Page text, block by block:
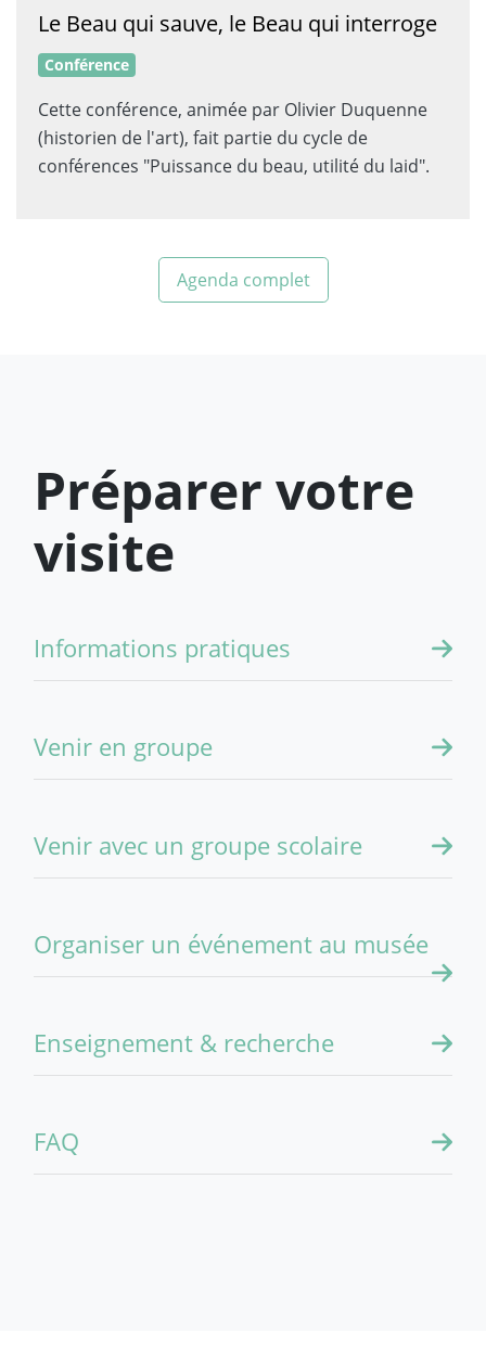
Le Beau qui sauve, le Beau qui interroge
Conférence
Cette conférence, animée par Olivier Duquenne
(historien de l'art), fait partie du cycle de
conférences "Puissance du beau, utilité du laid".
Agenda complet
Préparer votre
visite
Informations pratiques
Venir en groupe
Venir avec un groupe scolaire
Organiser un événement au musée
Enseignement & recherche
FAQ